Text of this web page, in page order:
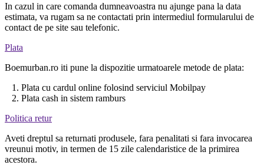
In cazul in care comanda dumneavoastra nu ajunge pana la data
estimata, va rugam sa ne contactati prin intermediul formularului de
contact de pe site sau telefonic.
Plata
Boemurban.ro iti pune la dispozitie urmatoarele metode de plata:
1. Plata cu cardul online folosind serviciul Mobilpay
2. Plata cash in sistem ramburs
Politica retur
Aveti dreptul sa returnati produsele, fara penalitati si fara invocarea
vreunui motiv, in termen de 15 zile calendaristice de la primirea
acestora.